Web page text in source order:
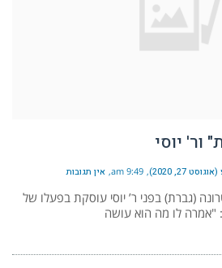
ור' יוסי
27, 2020)
9:49 am אין תגובות
(גברת) בפני ר’ יוסי עוסקת בפעלו של
"אמרה לו מה הוא עושה